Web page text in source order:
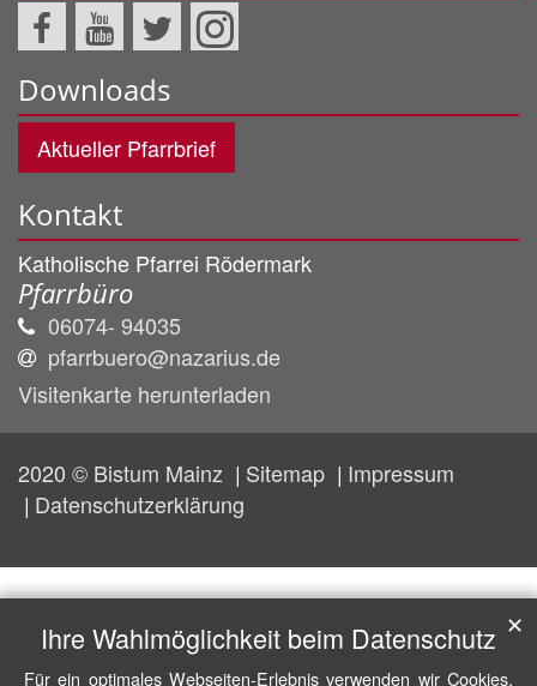
Downloads
Aktueller Pfarrbrief
Kontakt
Katholische Pfarrei Rödermark
Pfarrbüro
06074- 94035
pfarrbuero@nazarius.de
Visitenkarte herunterladen
2020 © Bistum Mainz Sitemap
Impressum
Datenschutzerklärung
Ihre Wahlmöglichkeit beim Datenschutz
Für ein optimales Webseiten-Erlebnis verwenden wir Cookies,
✕